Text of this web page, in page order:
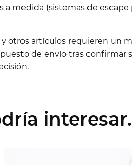
medida (sistemas de
otros artículos requieren un
de envío tras